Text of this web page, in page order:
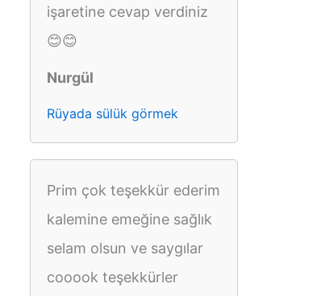
işaretine cevap verdiniz
😊😊
Nurgül
Rüyada sülük görmek
Prim çok teşekkür ederim
kalemine emeğine sağlık
selam olsun ve saygılar
cooook teşekkürler